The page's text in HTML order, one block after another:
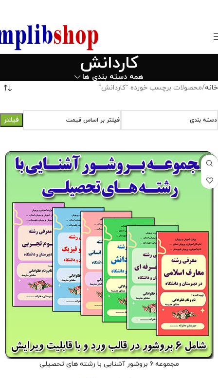
کاردانش
همه دسته بندی ها
خانه محصولات برچسب خورده “کاردانش”
دسته بندی فیلتر بر اساس قیمت فیلتر
-33%
مجموعه 6 بروشور آشنایی با رشته های تحصیلی